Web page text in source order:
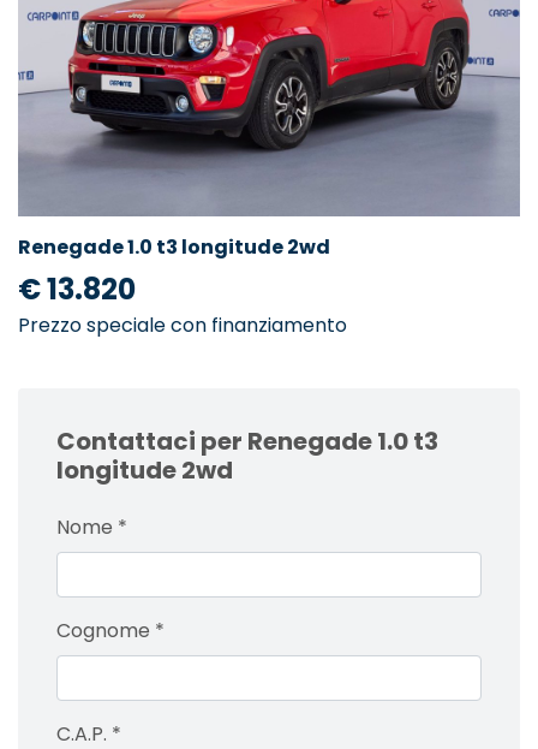
Renegade 1.0 t3 longitude 2wd
€ 13.820
Prezzo speciale con finanziamento
Contattaci per Renegade 1.0 t3
longitude 2wd
Nome *
Cognome *
C.A.P. *